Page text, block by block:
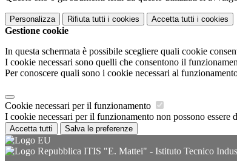
Personalizza Rifiuta tutti i cookies Accetta tutti i cookies
Gestione cookie
In questa schermata è possibile scegliere quali cookie
I cookie necessari sono quelli che consentono il
Per conoscere quali sono i cookie necessari al
Cookie necessari per il funzionamento
I cookie necessari per il funzionamento non possono
Accetta tutti Salva le preferenze
ITIS "E. Mattei" - Istituto Tecnico